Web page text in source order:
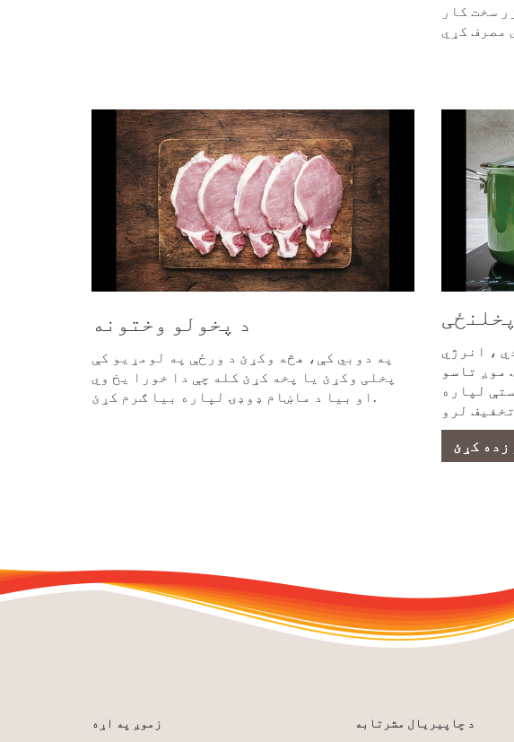
سخت کار
د پخولو وختونه
په دوبي کې، هڅه وکړئ د ورځې په لومړیو کې
پخلی وکړئ یا پخه کړئ کله چې دا خورا یخ وي
، انرژي
موږ تاسو
لپاره
زده کړئ
زموږ په اړه
د چاپیریال مشرتابه